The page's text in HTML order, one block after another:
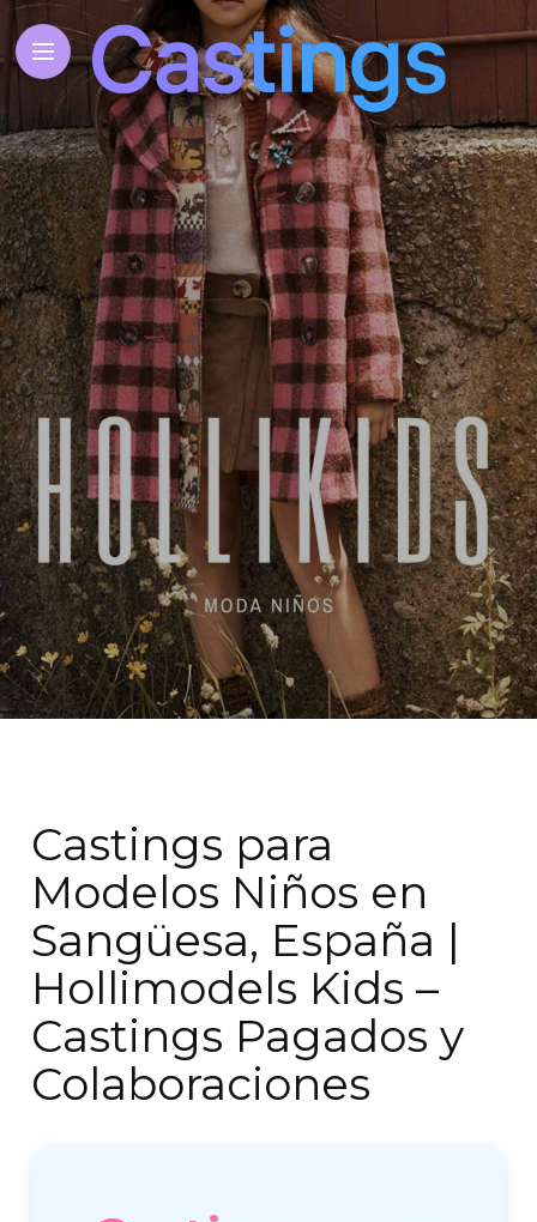
Castings para
Modelos Niños en
Sangüesa, España |
Hollimodels Kids –
Castings Pagados y
Colaboraciones